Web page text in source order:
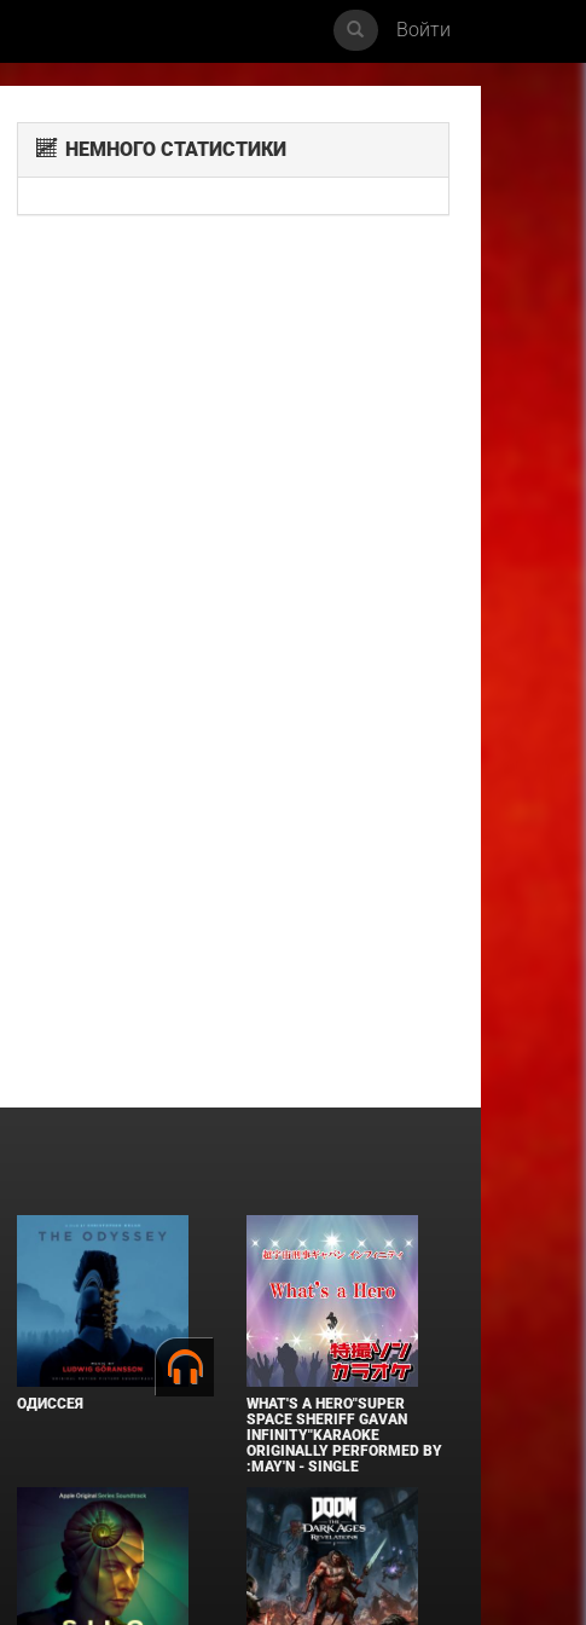
Войти
НЕМНОГО СТАТИСТИКИ
ОДИССЕЯ
WHAT'S A HERO"SUPER
SPACE SHERIFF GAVAN
INFINITY"KARAOKE
ORIGINALLY PERFORMED BY
:MAY'N - SINGLE